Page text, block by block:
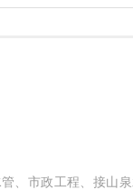
、市政工程、接山